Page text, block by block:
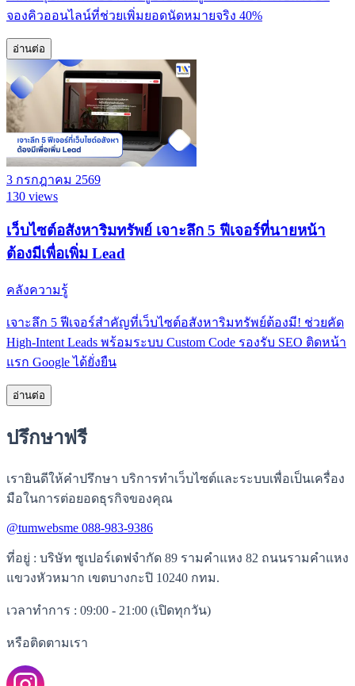
จองคิวออนไลน์ที่ช่วยเพิ่มยอดนัดหมายจริง 40%
อ่านต่อ
3 กรกฎาคม 2569
130 views
เว็บไซต์อสังหาริมทรัพย์ เจาะลึก 5 ฟีเจอร์ที่นายหน้า
ต้องมีเพื่อเพิ่ม Lead
คลังความรู้
เจาะลึก 5 ฟีเจอร์สำคัญที่เว็บไซต์อสังหาริมทรัพย์ต้องมี! ช่วยคัด
High-Intent Leads พร้อมระบบ Custom Code รองรับ SEO ติดหน้า
แรก Google ได้ยั่งยืน
อ่านต่อ
ปรึกษาฟรี
เรายินดีให้คำปรึกษา บริการทำเว็บไซต์และระบบเพื่อเป็นเครื่อง
มือในการต่อยอดธุรกิจของคุณ
@tumwebsme 088-983-9386
ที่อยู่ : บริษัท ซูเปอร์เดฟจำกัด 89 รามคำแหง 82 ถนนรามคำแหง
แขวงหัวหมาก เขตบางกะปิ 10240 กทม.
เวลาทำการ : 09:00 - 21:00 (เปิดทุกวัน)
หรือติดตามเรา